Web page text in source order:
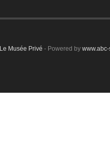
Le Musée Privé - Powered by